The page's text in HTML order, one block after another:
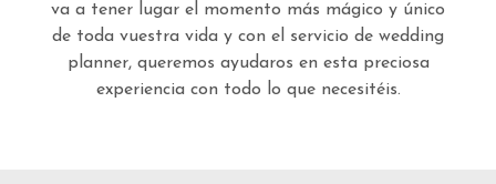
va a tener lugar el momento más mágico y único
de toda vuestra vida y con el servicio de wedding
planner, queremos ayudaros en esta preciosa
experiencia con todo lo que necesitéis.